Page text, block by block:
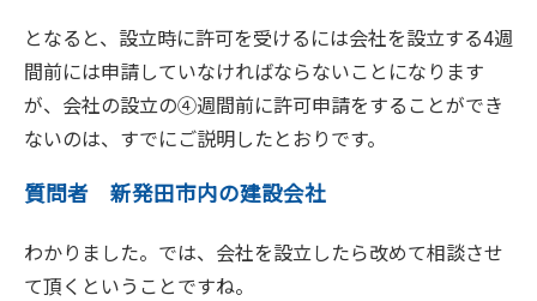
となると、設立時に許可を受けるには会社を設立する4週
間前には申請していなければならないことになります
が、会社の設立の④週間前に許可申請をすることができ
ないのは、すでにご説明したとおりです。
質問者 新発田市内の建設会社
わかりました。では、会社を設立したら改めて相談させ
て頂くということですね。